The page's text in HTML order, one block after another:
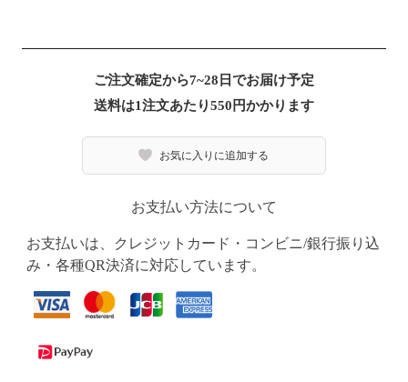
ご注文確定から7~28日でお届け予定
送料は1注文あたり550 円かかります
お気に入りに追加する
お支払い方法について
お支払いは、クレジットカード・コンビニ/銀行振り込
み・各種QR決済に対応しています。